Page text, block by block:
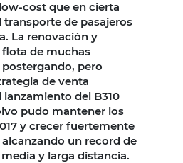
cost que en cierta
de pasajeros
La renovación y
de muchas
pero
de venta
del B310
pudo mantener los
y crecer fuertemente
un record de
media y larga distancia.